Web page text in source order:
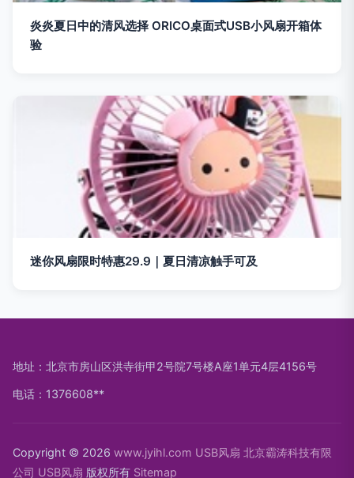
炎炎夏日中的清风选择 ORICO桌面式USB小风扇开箱体
验
迷你风扇限时特惠29.9｜夏日清凉触手可及
地址：北京市房山区洪寺街甲2号院7号楼A座1单元4层4156号
电话：1376608**
Copyright © 2026 www.jyihl.com USB风扇 北京霸涛科技有限
公司 USB风扇 版权所有 Sitemap